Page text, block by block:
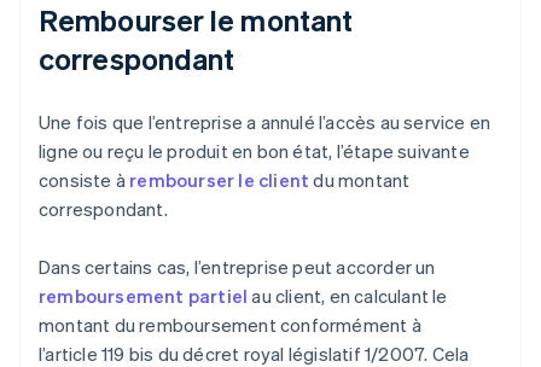
Rembourser le montant
correspondant
Une fois que l’entreprise a annulé l’accès au service en
ligne ou reçu le produit en bon état, l’étape suivante
consiste à rembourser le client du montant
correspondant.
Dans certains cas, l’entreprise peut accorder un
remboursement partiel au client, en calculant le
montant du remboursement conformément à
l’article 119 bis du décret royal législatif 1/2007. Cela